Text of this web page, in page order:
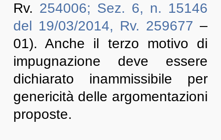
Rv. 254006; Sez. 6, n. 15146
del 19/03/2014, Rv. 259677 –
01). Anche il terzo motivo di
impugnazione deve essere
dichiarato inammissibile per
genericità delle argomentazioni
proposte.